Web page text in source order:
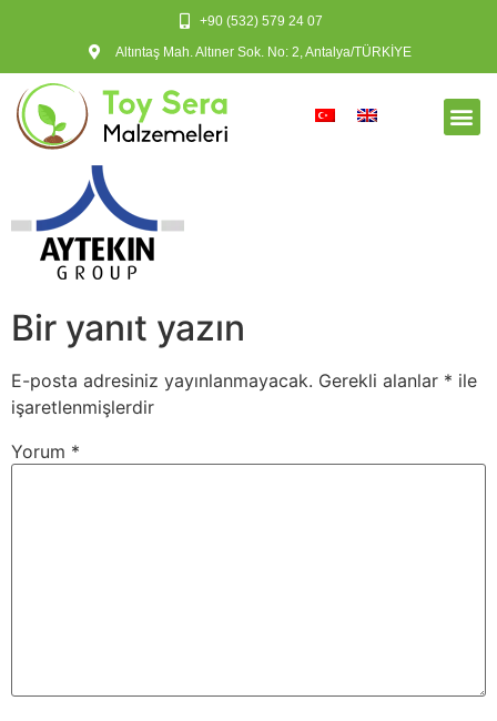
+90 (532) 579 24 07
Altıntaş Mah. Altıner Sok. No: 2, Antalya/TÜRKİYE
Bir yanıt yazın
E-posta adresiniz yayınlanmayacak. Gerekli alanlar * ile
işaretlenmişlerdir
Yorum *